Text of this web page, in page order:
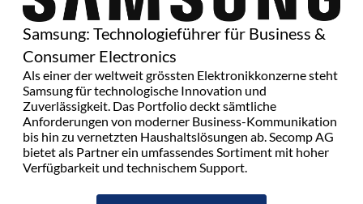
Samsung: Technologieführer für Business &
Consumer Electronics
Als einer der weltweit grössten Elektronikkonzerne steht
Samsung für technologische Innovation und
Zuverlässigkeit. Das Portfolio deckt sämtliche
Anforderungen von moderner Business-Kommunikation
bis hin zu vernetzten Haushaltslösungen ab. Secomp AG
bietet als Partner ein umfassendes Sortiment mit hoher
Verfügbarkeit und technischem Support.